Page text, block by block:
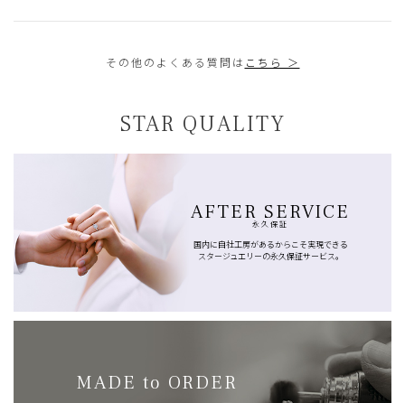
その他のよくある質問は こちら ＞
STAR QUALITY
AFTER SERVICE
永久保証
国内に自社工房があるからこそ実現できる
スタージュエリーの永久保証サービス。
MADE to ORDER